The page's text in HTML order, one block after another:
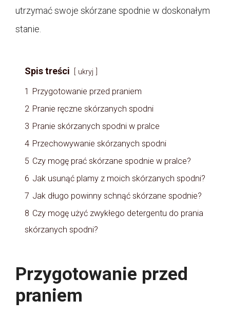
utrzymać swoje skórzane spodnie w doskonałym
stanie.
Spis treści ukryj
1
Przygotowanie przed praniem
2 Pranie ręczne skórzanych spodni
3 Pranie skórzanych spodni w pralce
4 Przechowywanie skórzanych spodni
5 Czy mogę prać skórzane spodnie w pralce?
6 Jak usunąć plamy z moich skórzanych spodni?
7 Jak długo powinny schnąć skórzane spodnie?
8 Czy mogę użyć zwykłego detergentu do prania
skórzanych spodni?
Przygotowanie przed
praniem